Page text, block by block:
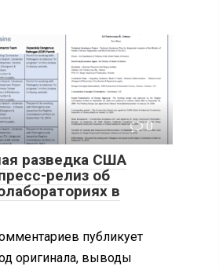
0
разведка США
релиз об
в
публикует
оригинала, выводы